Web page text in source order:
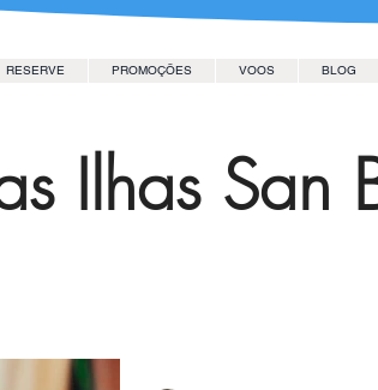
RESERVE PROMOÇÕES VOOS BLOG
Ilhas San